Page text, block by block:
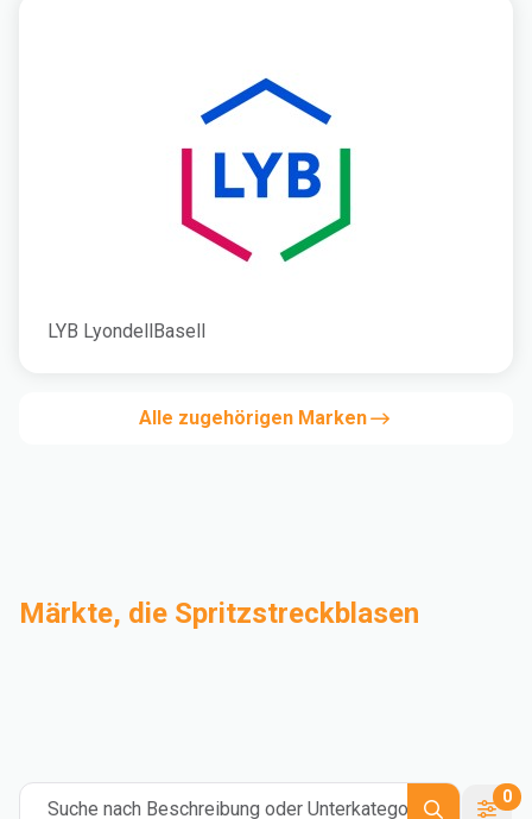
LYB LyondellBasell
Alle zugehörigen Marken
Märkte, die Spritzstreckblasen
Suche nach Beschreibung oder Unterkategorie
0